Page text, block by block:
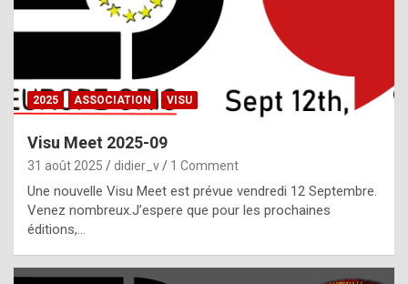
,
g
h
t
f
2025 ASSOCIATION VISU
Visu Meet 2025-09
31 août 2025 didier_v 1 Comment
Une nouvelle Visu Meet est prévue vendredi 12 Septembre.
Venez nombreux.J’espere que pour les prochaines
éditions,…